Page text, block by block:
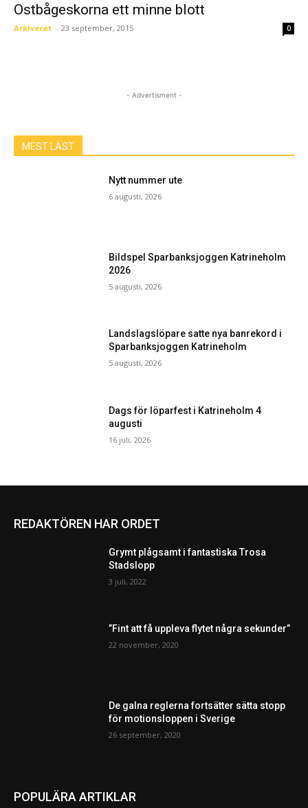
Ostbågeskorna ett minne blott
Arkiverat - 23 september, 2015 0
- Advertisment -
MEST LÄST
Nytt nummer ute
6 augusti, 2026
Bildspel Sparbanksjoggen Katrineholm
2026
5 augusti, 2026
Landslagslöpare satte nya banrekord i
Sparbanksjoggen Katrineholm
5 augusti, 2026
Dags för löparfest i Katrineholm 4
augusti
16 juli, 2026
REDAKTÖREN HAR ORDET
Grymt plågsamt i fantastiska Trosa
Stadslopp
3 juli, 2022
”Fint att få uppleva flytet några sekunder”
22 november, 2020
De galna reglerna fortsätter sätta stopp
för motionsloppen i Sverige
26 september, 2020
POPULÄRA ARTIKLAR